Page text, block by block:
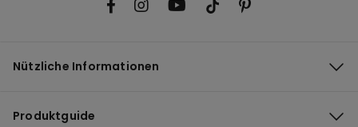
Nützliche Informationen
Produktguide